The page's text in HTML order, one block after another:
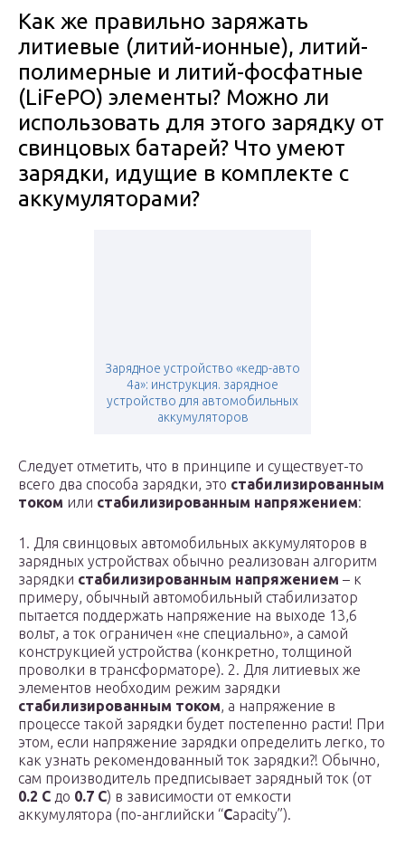
Как же правильно заряжать
литиевые (литий-ионные), литий-
полимерные и литий-фосфатные
(LiFePO) элементы? Можно ли
использовать для этого зарядку от
свинцовых батарей? Что умеют
зарядки, идущие в комплекте с
аккумуляторами?
Зарядное устройство «кедр-авто
4а»: инструкция. зарядное
устройство для автомобильных
аккумуляторов
Следует отметить, что в принципе и существует-то
всего два способа зарядки, это стабилизированным
током или стабилизированным напряжением:
1. Для свинцовых автомобильных аккумуляторов в
зарядных устройствах обычно реализован алгоритм
зарядки стабилизированным напряжением – к
примеру, обычный автомобильный стабилизатор
пытается поддержать напряжение на выходе 13,6
вольт, а ток ограничен «не специально», а самой
конструкцией устройства (конкретно, толщиной
проволки в трансформаторе). 2. Для литиевых же
элементов необходим режим зарядки
стабилизированным током, а напряжение в
процессе такой зарядки будет постепенно расти! При
этом, если напряжение зарядки определить легко, то
как узнать рекомендованный ток зарядки?! Обычно,
сам производитель предписывает зарядный ток (от
0.2 C до 0.7 C) в зависимости от емкости
аккумулятора (по-английски “Capacity”).